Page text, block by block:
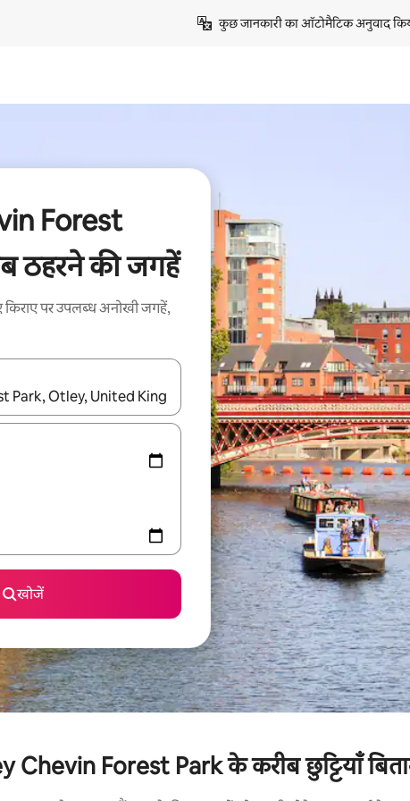
कुछ जानकारी का ऑटोमैटिक अनुवाद
Forest
ठहरने की जगहें
किराए पर उपलब्ध अनोखी जगहें,
और डाउन 'ऐरो की' का इस्तेमाल करके नेविगेट करें या टच या फिर स्वाइप जेस्चर का
खोजें
Chevin Forest Park के करीब छुट्टियाँ